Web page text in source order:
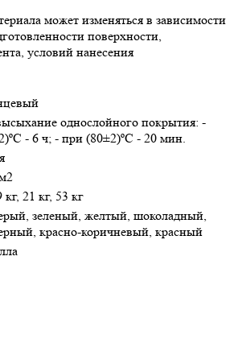
может изменяться в зависимости
поверхности,
условий нанесения
однослойного покрытия: -
- 6 ч; - при (80±2)ºС - 20 мин.
кг, 21 кг, 53 кг
зеленый, желтый, шоколадный,
красно-коричневый, красный